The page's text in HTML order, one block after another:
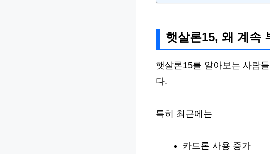
햇살론15, 왜 계속
햇살론15를 알아보는 사람
다.
특히 최근에는
카드론 사용 증가